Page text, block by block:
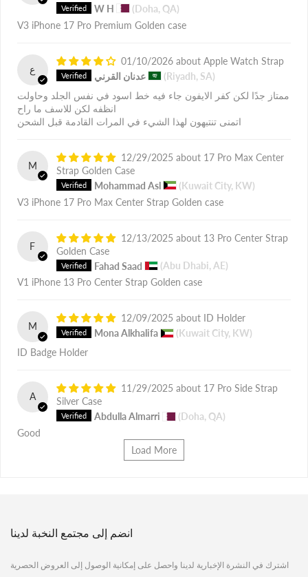
W H
(Doha, QA)
V3 iPhone 17 Pro Premium Golden case
ع
01/10/2026
Apple Watch Strap
عدنان القرني
(Riyadh, SA)
ممتاز جدًا لكن كفر الايفون جاء فيه خط اسود في نفس الجلد وحاولت
انظفه لكن للاسف ما راح
اتمنى تنتبهون لهذا الشيء في المرات القادمة قبل الشحن
M
12/29/2025
17 Pro Max Center
Strap Golden Case
Mohammad Asl
(Kuwait City, KW)
V3 iPhone 17 Pro Max Center Strap Golden case
F
12/13/2025
13 Pro Center Strap
Golden Case
Fahad Saad
(Abu Dhabi, AE)
V1 iPhone 13 Pro Center Strap Golden case
M
12/09/2025
ID Holder
Mona Alkhalifa
(Kuwait City, KW)
ID Badge Holder
A
11/29/2025
17 Pro Side Strap
Silver Case
Abdulla Almarri
(Doha, QA)
Good
Load More
انضم إلى مجتمع النخبة لدينا
اشترك في النشرة الإخبارية لدينا واحصل على إمكانية الوصول إلى العروض الحصرية